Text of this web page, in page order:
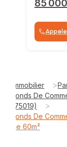
85
Immobilier >
Fonds De
(75019)
>
Fonds De
de 60m²